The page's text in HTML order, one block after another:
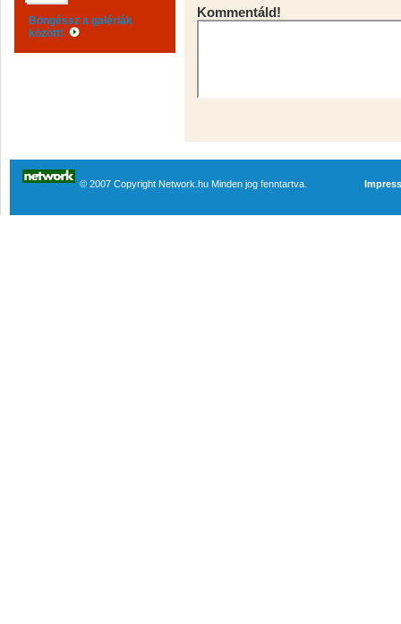
Böngéssz a galériák
között!
Kommentáld!
© 2007 Copyright Network.hu Minden jog fenntartva.